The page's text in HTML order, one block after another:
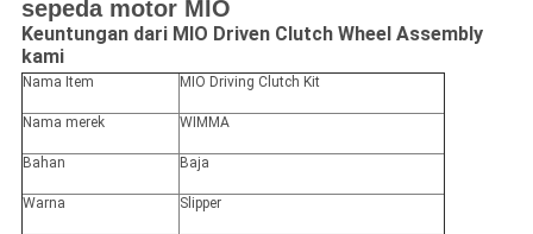
sepeda motor MIO
Keuntungan dari MIO Driven Clutch Wheel Assembly
kami
Nama Item MIO Driving Clutch Kit
Nama merek WIMMA
Bahan Baja
Warna Slipper